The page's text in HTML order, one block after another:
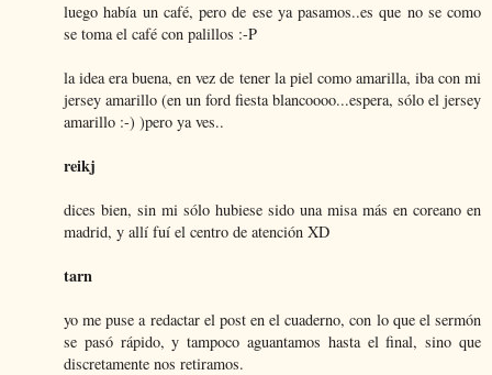
luego había un café, pero de ese ya pasamos..es que no se como
se toma el café con palillos :-P
la idea era buena, en vez de tener la piel como amarilla, iba con mi
jersey amarillo (en un ford fiesta blancoooo...espera, sólo el jersey
amarillo :-) )pero ya ves..
reikj
dices bien, sin mi sólo hubiese sido una misa más en coreano en
madrid, y allí fuí el centro de atención XD
tarn
yo me puse a redactar el post en el cuaderno, con lo que el sermón
se pasó rápido, y tampoco aguantamos hasta el final, sino que
discretamente nos retiramos.